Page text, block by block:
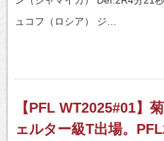
ュコフ（ロシア） ジ…
【PFL WT2025#01】
ェルター級T出場。